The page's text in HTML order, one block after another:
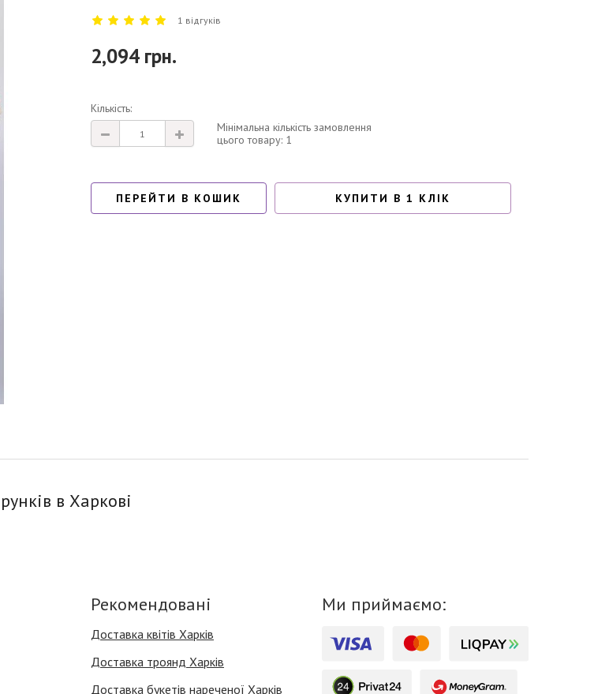
1 відгуків
2,094 грн.
Кількість:
Мінімальна кількість замовлення
цього товару: 1
ПЕРЕЙТИ В КОШИК КУПИТИ В 1 КЛІК
в Харкові
Рекомендовані
Доставка квітів Харків
Доставка троянд Харків
Доставка букетів нареченої Харків
Ми приймаємо: